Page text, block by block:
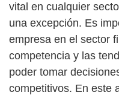
vital en cualquier
una excepción. Es
empresa en el sector
competencia y las
poder tomar
competitivos. En este